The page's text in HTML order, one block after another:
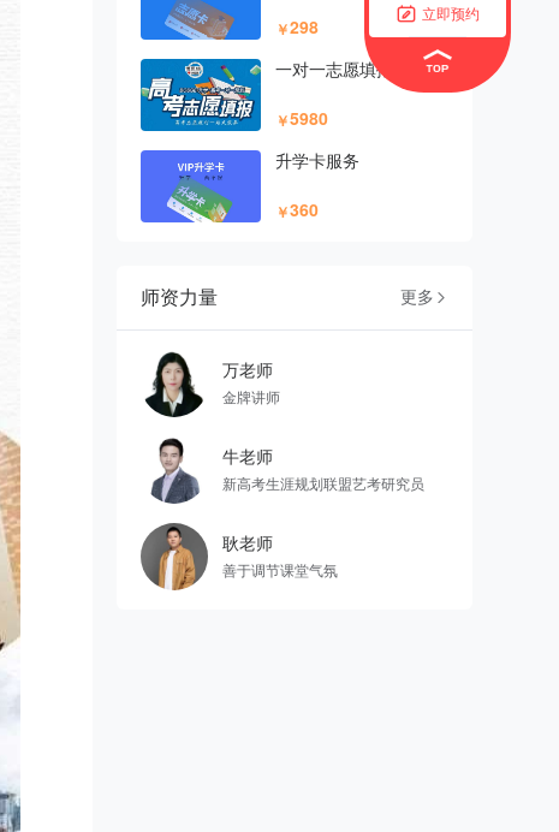
 立即预约
￥298
一对一志愿填报
￥5980
升学卡服务
￥360
师资力量 更多 
万老师
金牌讲师
牛老师
新高考生涯规划联盟艺考研究员
耿老师
善于调节课堂气氛